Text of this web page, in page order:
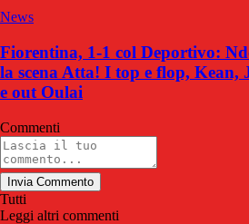
News
Fiorentina, 1-1 col Deportivo:
la scena Atta! I top e flop, Kean,
e out Oulai
Commenti
Invia Commento
Tutti
Leggi altri commenti